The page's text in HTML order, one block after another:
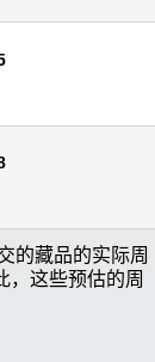
的藏品的实际周
，这些预估的周